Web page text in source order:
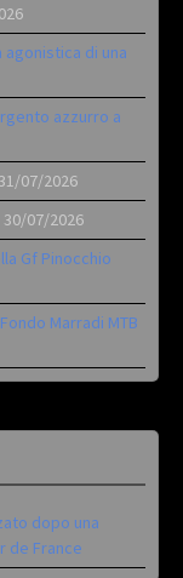
agonistica di una
azzurro a
31/07/2026
30/07/2026
Gf Pinocchio
Marradi MTB
dopo una
de France